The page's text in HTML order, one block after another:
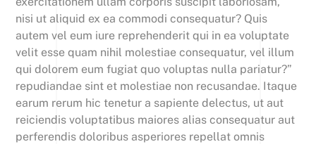
nisi ut aliquid ex ea commodi consequatur? Quis
autem vel eum iure reprehenderit qui in ea voluptate
velit esse quam nihil molestiae consequatur, vel illum
qui dolorem eum fugiat quo voluptas nulla pariatur?”
repudiandae sint et molestiae non recusandae. Itaque
earum rerum hic tenetur a sapiente delectus, ut aut
reiciendis voluptatibus maiores alias consequatur aut
perferendis doloribus asperiores repellat omnis